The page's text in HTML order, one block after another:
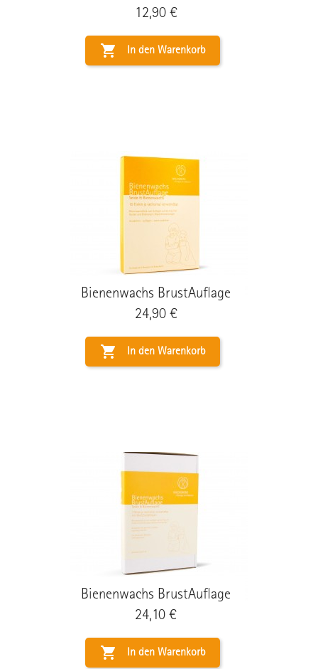
Preis
12,90 €
 In den Warenkorb
Bienenwachs BrustAuflage
Preis
24,90 €
 In den Warenkorb
Bienenwachs BrustAuflage
Preis
24,10 €
 In den Warenkorb